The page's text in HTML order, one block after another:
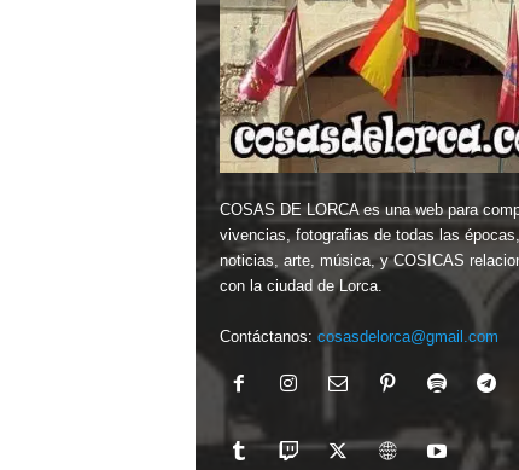
COSAS DE LORCA es una web para
vivencias, fotografias de todas las épocas,
noticias, arte, música, y COSICAS
con la ciudad de Lorca.
Contáctanos: cosasdelorca@gmail.com